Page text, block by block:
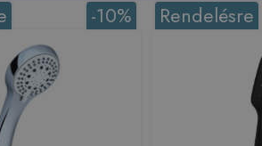
-10% Rendelésre